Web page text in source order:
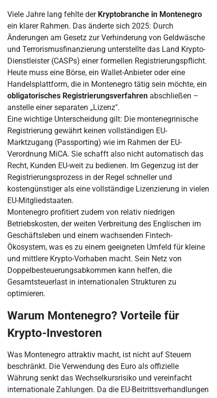
Viele Jahre lang fehlte der Kryptobranche in Montenegro
ein klarer Rahmen. Das änderte sich 2025: Durch
Änderungen am Gesetz zur Verhinderung von Geldwäsche
und Terrorismusfinanzierung unterstellte das Land Krypto-
Dienstleister (CASPs) einer formellen Registrierungspflicht.
Heute muss eine Börse, ein Wallet-Anbieter oder eine
Handelsplattform, die in Montenegro tätig sein möchte, ein
obligatorisches Registrierungsverfahren abschließen –
anstelle einer separaten „Lizenz".
Eine wichtige Unterscheidung gilt: Die montenegrinische
Registrierung gewährt keinen vollständigen EU-
Marktzugang (Passporting) wie im Rahmen der EU-
Verordnung MiCA. Sie schafft also nicht automatisch das
Recht, Kunden EU-weit zu bedienen. Im Gegenzug ist der
Registrierungsprozess in der Regel schneller und
kostengünstiger als eine vollständige Lizenzierung in vielen
EU-Mitgliedstaaten.
Montenegro profitiert zudem von relativ niedrigen
Betriebskosten, der weiten Verbreitung des Englischen im
Geschäftsleben und einem wachsenden Fintech-
Ökosystem, was es zu einem geeigneten Umfeld für kleine
und mittlere Krypto-Vorhaben macht. Sein Netz von
Doppelbesteuerungsabkommen kann helfen, die
Gesamtsteuerlast in internationalen Strukturen zu
optimieren.
Warum Montenegro? Vorteile für
Krypto-Investoren
Was Montenegro attraktiv macht, ist nicht auf Steuern
beschränkt. Die Verwendung des Euro als offizielle
Währung senkt das Wechselkursrisiko und vereinfacht
internationale Zahlungen. Da die EU-Beitrittsverhandlungen